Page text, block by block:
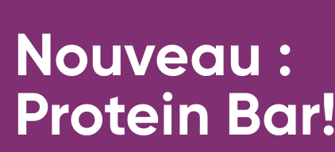
Nouveau :
Protein Bar!